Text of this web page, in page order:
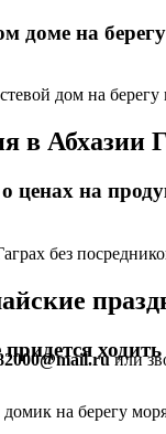
доме на
в Абхазии
ценах на
ходить
или